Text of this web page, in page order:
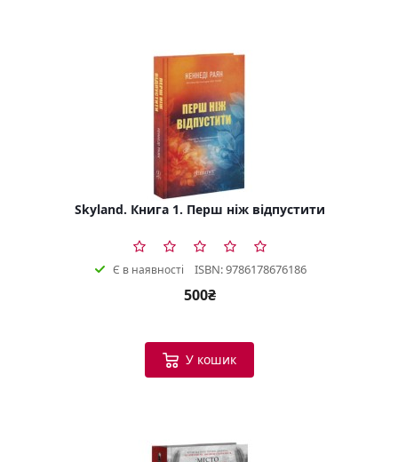
Skyland. Книга 1. Перш ніж відпустити
Є в наявності ISBN: 9786178676186
500₴
У кошик